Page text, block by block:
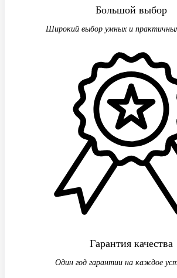
Большой выбор
Широкий выбор умных и
Гарантия качества
Один год гарантии на каждое